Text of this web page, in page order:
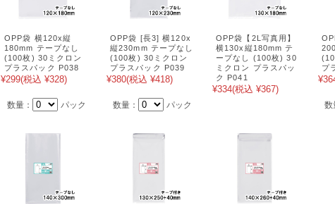
OPP袋 横120x縦
180mm テープなし
(100枚) 30ミクロン
プラスパック P038
¥299(税込 ¥328)
数量： パック
OPP袋 [長3] 横120x
縦230mm テープなし
(100枚) 30ミクロン
プラスパック P039
¥380(税込 ¥418)
数量： パック
OPP袋【2L写真用】
横130x縦180mm テ
ープなし (100枚) 30
ミクロン プラスパッ
ク P041
¥334(税込 ¥367)
プ
数